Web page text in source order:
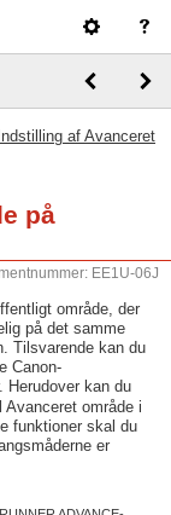
Indstilling af Avanceret
på
EE1U-06J
område, der
på det samme
Tilsvarende kan du
Canon-
Herudover kan du
område i
funktioner skal du
er